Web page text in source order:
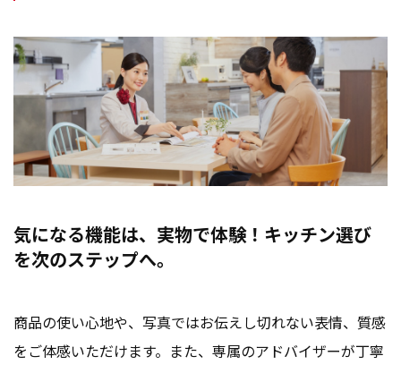
気になる機能は、実物で体験！キッチン選び
を次のステップへ。
商品の使い心地や、写真ではお伝えし切れない表情、質感
をご体感いただけます。また、専属のアドバイザーが丁寧